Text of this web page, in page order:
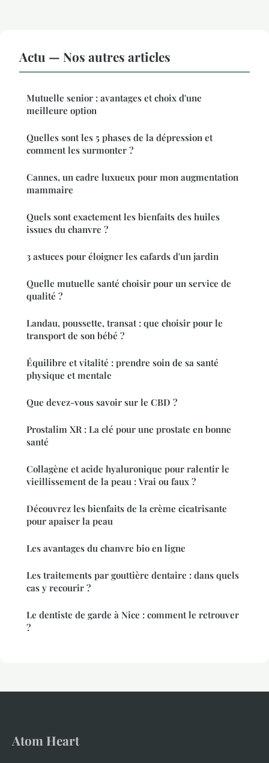
Actu — Nos autres articles
Mutuelle senior : avantages et choix d'une
meilleure option
Quelles sont les 5 phases de la dépression et
comment les surmonter ?
Cannes, un cadre luxueux pour mon augmentation
mammaire
Quels sont exactement les bienfaits des huiles
issues du chanvre ?
3 astuces pour éloigner les cafards d'un jardin
Quelle mutuelle santé choisir pour un service de
qualité ?
Landau, poussette, transat : que choisir pour le
transport de son bébé ?
Équilibre et vitalité : prendre soin de sa santé
physique et mentale
Que devez-vous savoir sur le CBD ?
Prostalim XR : La clé pour une prostate en bonne
santé
Collagène et acide hyaluronique pour ralentir le
vieillissement de la peau : Vrai ou faux ?
Découvrez les bienfaits de la crème cicatrisante
pour apaiser la peau
Les avantages du chanvre bio en ligne
Les traitements par gouttière dentaire : dans quels
cas y recourir ?
Le dentiste de garde à Nice : comment le retrouver
?
Atom Heart